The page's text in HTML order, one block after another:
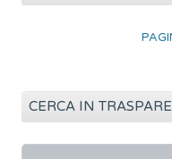
CERCA IN